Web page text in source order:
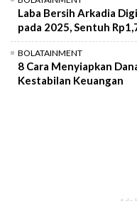
Laba Bersih Arkadia
pada 2025, Sentuh
BOLATAINMENT
8 Cara Menyiapkan
Kestabilan Keuangan